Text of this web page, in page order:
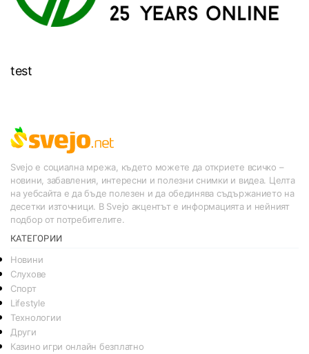
test
Svejo е социална мрежа, където можете да откриете всичко –
новини, забавления, интересни и полезни снимки и видеа. Целта
на уебсайта е да бъде полезен и да обединява съдържанието на
десетки източници. В Svejo акцентът е информацията и нейният
подбор от потребителите.
КАТЕГОРИИ
Новини
Слухове
Спорт
Lifestyle
Технологии
Други
Казино игри онлайн безплатно